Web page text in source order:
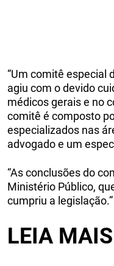
“Um comitê especial
agiu com o devido
médicos gerais e no
comitê é composto
especializados nas
advogado e um
“As conclusões do
Ministério Público,
cumpriu a legislação.”
LEIA MAIS